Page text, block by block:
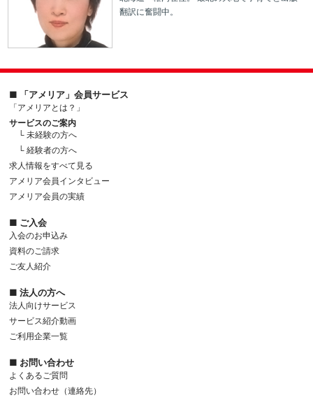
翻訳に奮闘中。
■ 「アメリア」会員サービス
「アメリアとは？」
サービスのご案内
└ 未経験の方へ
└ 経験者の方へ
求人情報をすべて見る
アメリア会員インタビュー
アメリア会員の実績
■ ご入会
入会のお申込み
資料のご請求
ご友人紹介
■ 法人の方へ
法人向けサービス
サービス紹介動画
ご利用企業一覧
■ お問い合わせ
よくあるご質問
お問い合わせ（連絡先）